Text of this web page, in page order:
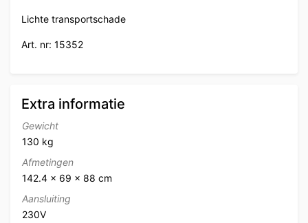
Lichte transportschade
Art. nr: 15352
Extra informatie
Gewicht
130 kg
Afmetingen
142.4 × 69 × 88 cm
Aansluiting
230V